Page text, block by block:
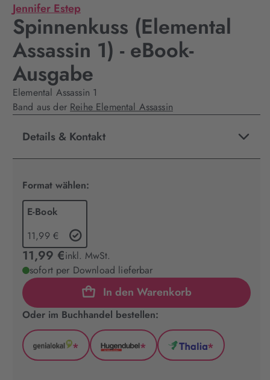
Jennifer Estep
Spinnenkuss (Elemental
Assassin 1) - eBook-
Ausgabe
Elemental Assassin 1
Band aus der Reihe Elemental Assassin
Details & Kontakt
Format wählen:
E-Book
11,99 €
11,99 €inkl. MwSt.
sofort per Download lieferbar
In den Warenkorb
Oder im Buchhandel bestellen:
GenialLokal
*
Hugendubel
*
Thalia
*